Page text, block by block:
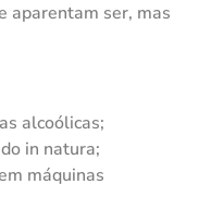
aparentam ser, mas
alcoólicas;
in natura;
máquinas